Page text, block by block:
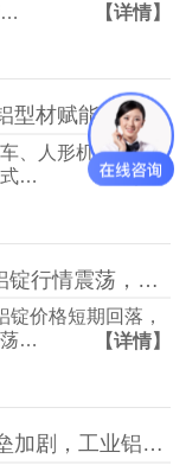
…
【详情】
轻量化工业铝型材赋能三大新兴产业
、人形机器人与低
式…
【详情】
2026年6月铝锭行情震荡，工业铝型材行业如何应对
锭价格短期回落，
荡…
【详情】
海外贸易壁垒加剧，工业铝型材行业该如何破局出海